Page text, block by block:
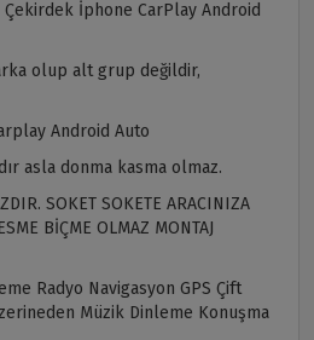
Çekirdek İphone CarPlay Android
olup alt grup değildir,
Android Auto
asla donma kasma olmaz.
SOKET SOKETE ARACINIZA
BİÇME OLMAZ MONTAJ
Radyo Navigasyon GPS Çift
Müzik Dinleme Konuşma